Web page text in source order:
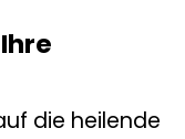
auf die heilende